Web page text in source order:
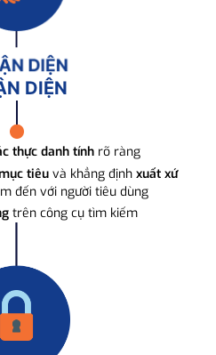
DIỆN
thực danh tính rõ ràng
tiêuvà khẳng định xuất xứ
đến với người tiêu dùng
trên công cụ tìm kiếm